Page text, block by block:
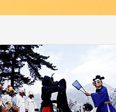
#임시의정원 #전설 #용인
#조선 시대 사회 #공예품